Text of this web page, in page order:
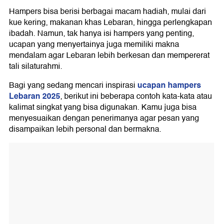
Hampers bisa berisi berbagai macam hadiah, mulai dari
kue kering, makanan khas Lebaran, hingga perlengkapan
ibadah. Namun, tak hanya isi hampers yang penting,
ucapan yang menyertainya juga memiliki makna
mendalam agar Lebaran lebih berkesan dan mempererat
tali silaturahmi.
Bagi yang sedang mencari inspirasi ucapan hampers
Lebaran 2025, berikut ini beberapa contoh kata-kata atau
kalimat singkat yang bisa digunakan. Kamu juga bisa
menyesuaikan dengan penerimanya agar pesan yang
disampaikan lebih personal dan bermakna.